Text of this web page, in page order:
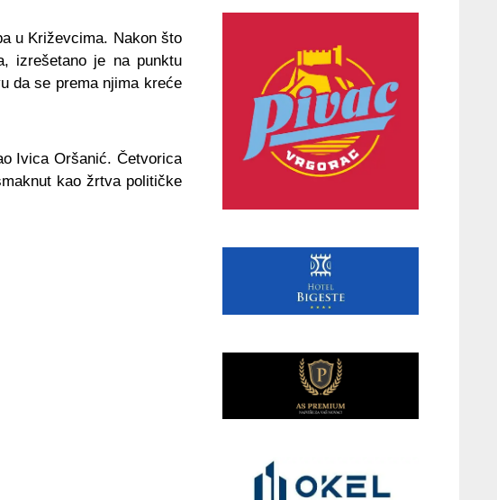
u Križevcima. Nakon što
izrešetano je na punktu
da se prema njima kreće
Ivica Oršanić. Četvorica
kao žrtva političke